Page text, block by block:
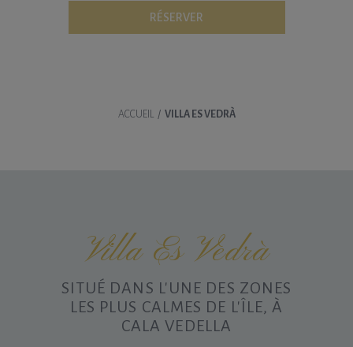
ACCUEIL / VILLA ES VEDRÀ
Villa Es Vedrà
SITUÉ DANS L'UNE DES ZONES
LES PLUS CALMES DE L'ÎLE, À
CALA VEDELLA